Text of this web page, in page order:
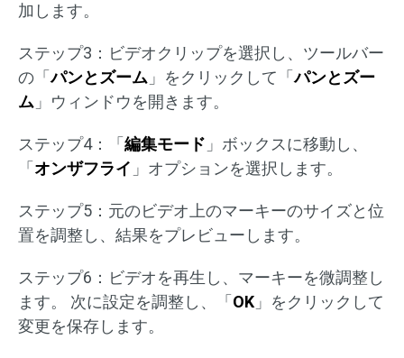
加します。
ステップ3：ビデオクリップを選択し、ツールバー
の「パンとズーム 」をクリックして「パンとズー
ム 」ウィンドウを開きます。
ステップ4：「 編集モード 」ボックスに移動し、
「 オンザフライ 」オプションを選択します。
ステップ5：元のビデオ上のマーキーのサイズと位
置を調整し、結果をプレビューします。
ステップ6：ビデオを再生し、マーキーを微調整し
ます。 次に設定を調整し、「 OK 」をクリックして
変更を保存します。